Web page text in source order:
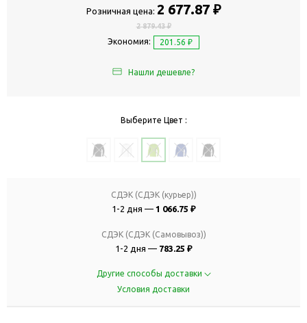
Розничная цена: 2 677.87 ₽
2 879.43 ₽
Экономия: 201.56 ₽
Нашли дешевле?
Выберите Цвет :
СДЭК (СДЭК (курьер))
1-2 дня — 1 066.75 ₽
СДЭК (СДЭК (Самовывоз))
1-2 дня — 783.25 ₽
Другие способы доставки
Условия доставки